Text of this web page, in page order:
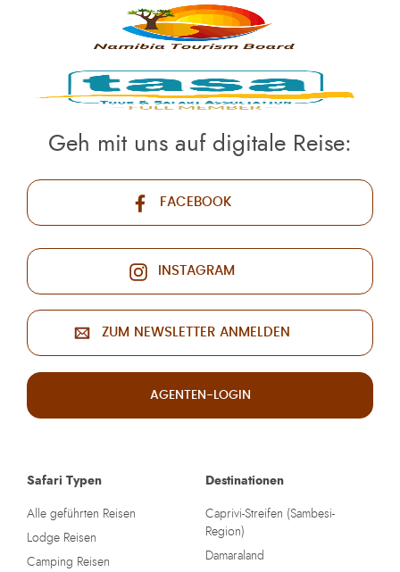
Safari Typen
Alle geführten Reisen
Lodge Reisen
Camping Reisen
Destinationen
Caprivi-Streifen (Sambesi-
Region)
Damaraland
Geh mit uns auf digitale Reise:
FACEBOOK
INSTAGRAM
ZUM NEWSLETTER ANMELDEN
AGENTEN-LOGIN